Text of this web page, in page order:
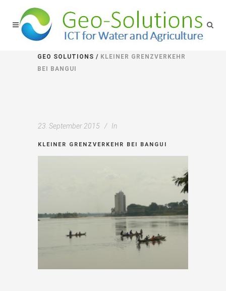
GEO SOLUTIONS / KLEINER GRENZVERKEHR
BEI BANGUI
23. September 2015 In
KLEINER GRENZVERKEHR BEI BANGUI